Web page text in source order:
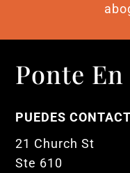
Ponte
PUEDES
21 Church St
Ste 610